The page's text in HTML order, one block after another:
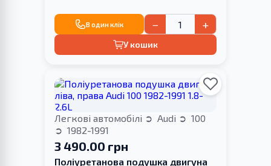
В один клік − +
У кошик
Легкові автомобілі Audi
100
1982-1991
3 490.00 грн
Поліуретанова подушка двигуна